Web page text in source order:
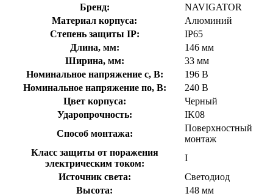
Бренд:
NAVIGATOR
Материал корпуса:
Алюминий
Степень защиты IP:
IP65
Длина, мм:
146 мм
Ширина, мм:
33 мм
Номинальное напряжение с, В:
196 В
Номинальное напряжение по, В:
240 В
Цвет корпуса:
Черный
Ударопрочность:
IK08
Способ монтажа:
Поверхностный
монтаж
Класс защиты от поражения
электрическим током:
I
Источник света:
Светодиод
Высота:
148 мм